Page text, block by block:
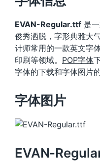
EVAN-Regular.ttf 是
俊秀洒脱，字形典雅大气
计师常用的一款英文字
印刷等领域。 POP字体
字体的下载和字体图片的
字体图片
EVAN-